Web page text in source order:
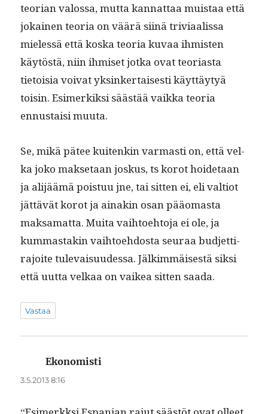
teo­ri­an val­os­sa, mut­ta kan­nat­taa muis­taa että
jokainen teo­ria on väärä siinä triv­i­aalis­sa
mielessä että kos­ka teo­ria kuvaa ihmis­ten
käytöstä, niin ihmiset jot­ka ovat teo­ri­as­ta
tietoisia voivat yksinker­tais­es­ti käyt­täy­tyä
toisin. Esimerkik­si säästää vaik­ka teo­ria
ennus­taisi muuta.
Se, mikä pätee kuitenkin var­masti on, että vel­
ka joko mak­se­taan joskus, ts korot hoide­taan
ja ali­jäämä pois­tuu jne, tai sit­ten ei, eli val­tiot
jät­tävät korot ja ainakin osan pääo­mas­ta
mak­samat­ta. Mui­ta vai­h­toe­hto­ja ei ole, ja
kum­mas­takin vai­h­toe­hdos­ta seu­raa bud­jet­ti­
ra­joite tule­vaisu­udessa. Jälkim­mäis­es­tä sik­si
että uut­ta velkaa on vaikea sit­ten saada.
Vastaa
Ekonomisti
3.5.2013 8:16